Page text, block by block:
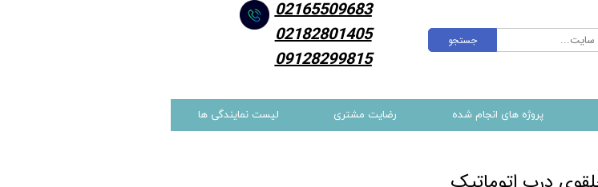
پروژه های انجام شده رضایت مشتری لیست نمایندگی ها
جستجو
02165509683
02182801405
09128299815